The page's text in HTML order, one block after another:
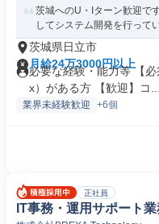
茨城へのU・Iターン歓迎で
してシステム開発を行って
茨城県日立市
月給24万3000円以上
必要な経験・能力等 【
x）がある方 【歓迎】コ...
業界未経験歓迎 +6個
正社員
IT事務・運用サポート